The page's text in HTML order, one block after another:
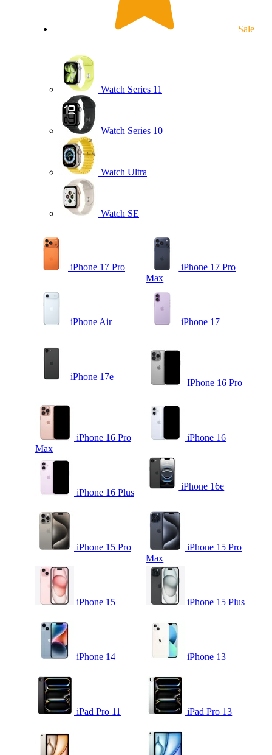
Sale
Watch Series 11
Watch Series 10
Watch Ultra
Watch SE
iPhone 17 Pro
iPhone 17 Pro
Max
iPhone Air iPhone 17
iPhone 17e
IPhone 16 Pro
iPhone 16 Pro
Max
iPhone 16
iPhone 16 Plus
iPhone 16e
iPhone 15 Pro
iPhone 15 Pro
Max
iPhone 15 iPhone 15 Plus
iPhone 14 iPhone 13
iPad Pro 11 iPad Pro 13